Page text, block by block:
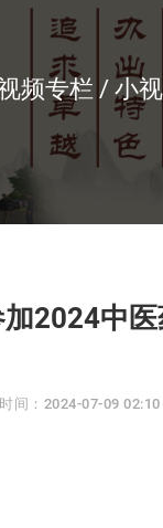
频专栏 小
2024中
时间：2024-07-09 02:10